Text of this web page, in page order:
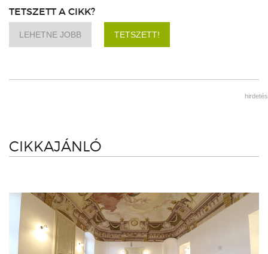
TETSZETT A CIKK?
LEHETNE JOBB TETSZETT!
hirdetés
CIKKAJÁNLÓ